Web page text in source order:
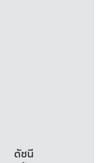
ดัชนี